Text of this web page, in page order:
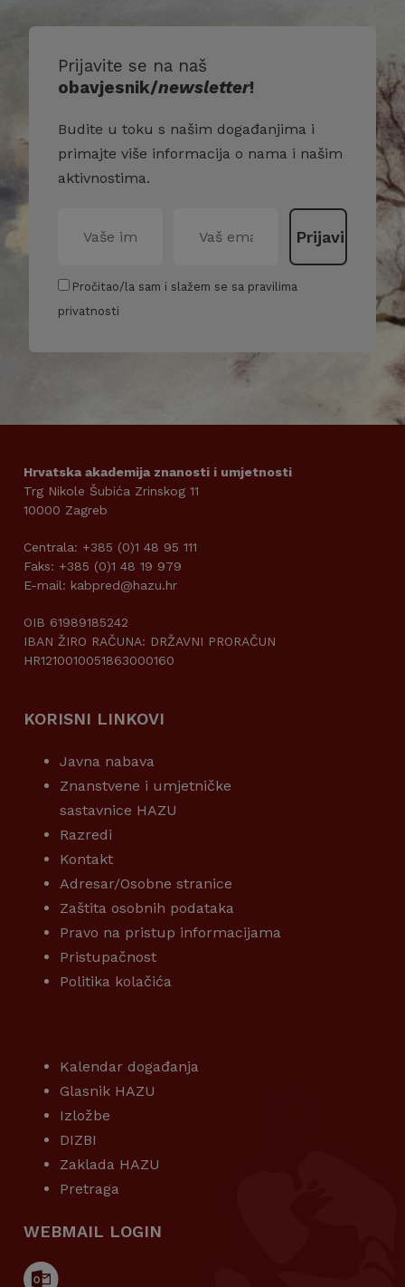
Prijavite se na naš
obavjesnik/newsletter!
Budite u toku s našim događanjima i
primajte više informacija o nama i našim
aktivnostima.
Pročitao/la sam i slažem se sa pravilima
privatnosti
Hrvatska akademija znanosti i umjetnosti
Trg Nikole Šubića Zrinskog 11
10000 Zagreb
Centrala: +385 (0)1 48 95 111
Faks: +385 (0)1 48 19 979
E-mail: kabpred@hazu.hr
OIB 61989185242
IBAN ŽIRO RAČUNA: DRŽAVNI PRORAČUN
HR1210010051863000160
KORISNI LINKOVI
Javna nabava
Znanstvene i umjetničke
sastavnice HAZU
Razredi
Kontakt
Adresar/Osobne stranice
Zaštita osobnih podataka
Pravo na pristup informacijama
Pristupačnost
Politika kolačića
Kalendar događanja
Glasnik HAZU
Izložbe
DIZBI
Zaklada HAZU
Pretraga
WEBMAIL LOGIN